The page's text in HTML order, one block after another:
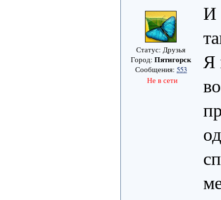
Статус: Друзья
Город: Пятигорск
Сообщения: 553
Не в сети
И
Я